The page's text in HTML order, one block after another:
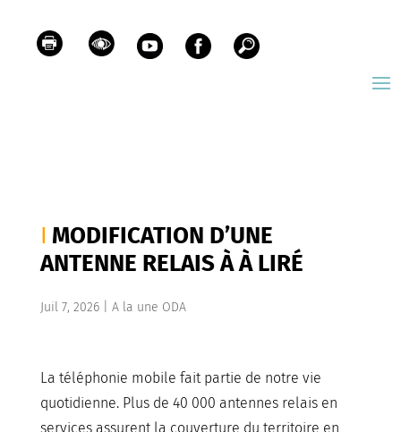
MODIFICATION D’UNE
ANTENNE RELAIS À À LIRÉ
Juil 7, 2026| A la une ODA
La téléphonie mobile fait partie de notre vie
quotidienne. Plus de 40 000 antennes relais en
services assurent la couverture du territoire en